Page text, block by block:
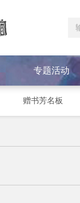
专题活动
赠书芳名板